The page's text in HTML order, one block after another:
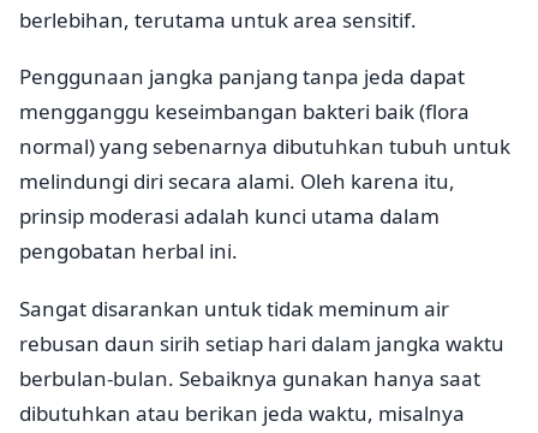
berlebihan, terutama untuk area sensitif.
Penggunaan jangka panjang tanpa jeda dapat
mengganggu keseimbangan bakteri baik (flora
normal) yang sebenarnya dibutuhkan tubuh untuk
melindungi diri secara alami. Oleh karena itu,
prinsip moderasi adalah kunci utama dalam
pengobatan herbal ini.
Sangat disarankan untuk tidak meminum air
rebusan daun sirih setiap hari dalam jangka waktu
berbulan-bulan. Sebaiknya gunakan hanya saat
dibutuhkan atau berikan jeda waktu, misalnya